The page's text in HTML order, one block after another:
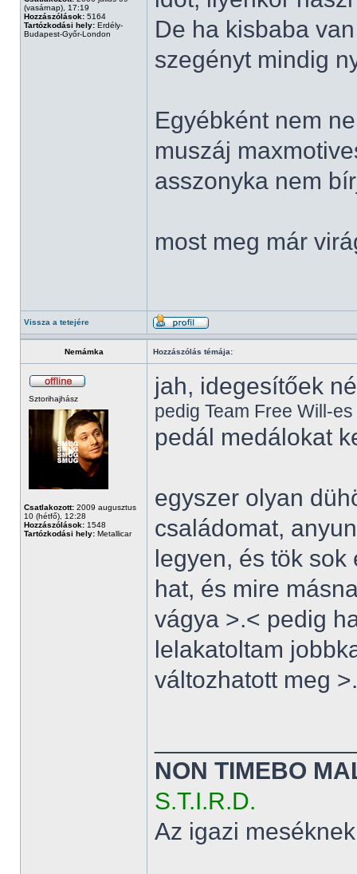
(vasárnap), 17:19
Hozzászólások: 5164
Tartózkodási hely: Erdély-
Budapest-Győr-London
De ha kisbaba
szegényt mindig
Egyébként nem
muszáj
asszonyka nem
most meg már
Vissza a tetejére
Nemámka Hozzászólás témája:
Sztorihajhász
Csatlakozott: 2009 augusztus
10 (hétfő), 12:28
Hozzászólások: 1548
Tartózkodási hely: Metallicar
jah, idegesítőek
pedig Team Free Will-
pedál medálokat
egyszer olyan
családomat,
legyen, és tök sok
hat, és mire
vágya >.< pedig
lelakatoltam
változhatott meg
NON TIMEBO
S.T.I.R.D.
Az igazi